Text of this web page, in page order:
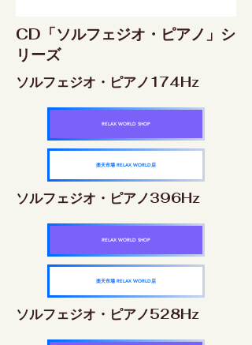
CD「ソルフェジオ・ピアノ」シ
リーズ
ソルフェジオ・ピアノ174Hz
RELAX WORLD SHOP
楽天市場 RELAX WORLD店
ソルフェジオ・ピアノ396Hz
RELAX WORLD SHOP
楽天市場 RELAX WORLD店
ソルフェジオ・ピアノ528Hz